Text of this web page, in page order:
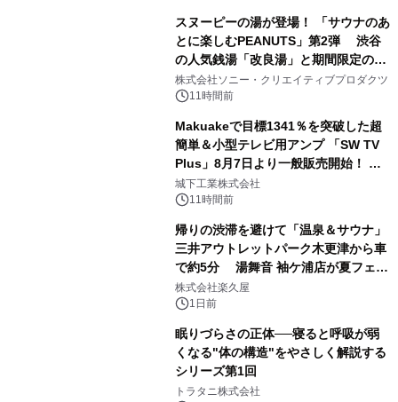
スヌーピーの湯が登場！ 「サウナのあ
とに楽しむPEANUTS」第2弾 渋谷
の人気銭湯「改良湯」と期間限定のコ
ラボレーション サウナイキタイコラ
ボグッズも発売決定！
株式会社ソニー・クリエイティブプロダクツ
11時間前
Makuakeで目標1341％を突破した超
簡単＆小型テレビ用アンプ 「SW TV
Plus」8月7日より一般販売開始！ ケ
ーブル1本つなぐだけ、テレビの音が
ぐっと豊かに
城下工業株式会社
11時間前
帰りの渋滞を避けて「温泉＆サウナ」
三井アウトレットパーク木更津から車
で約5分 湯舞音 袖ケ浦店が夏フェア
メニューを提供
株式会社楽久屋
1日前
眠りづらさの正体──寝ると呼吸が弱
くなる"体の構造"をやさしく解説する
シリーズ第1回
トラタニ株式会社